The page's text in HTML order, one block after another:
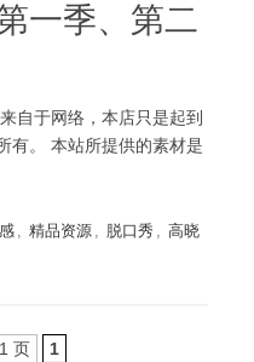
一季、第二
自于网络，本店只是起到
有。 本站所提供的素材是
, 精品资源 , 脱口秀 , 高晓
页 1